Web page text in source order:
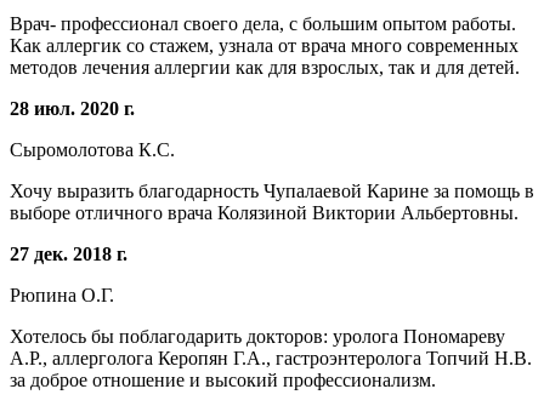
Врач- профессионал своего дела, с большим опытом работы.
Как аллергик со стажем, узнала от врача много современных
методов лечения аллергии как для взрослых, так и для детей.
28 июл. 2020 г.
Сыромолотова К.С.
Хочу выразить благодарность Чупалаевой Карине за помощь в
выборе отличного врача Колязиной Виктории Альбертовны.
27 дек. 2018 г.
Рюпина О.Г.
Хотелось бы поблагодарить докторов: уролога Пономареву
А.Р., аллерголога Керопян Г.А., гастроэнтеролога Топчий Н.В.
за доброе отношение и высокий профессионализм.